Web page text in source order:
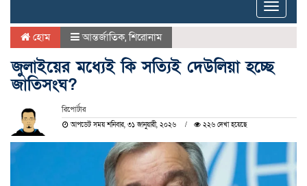
Toggle
হোম আন্তর্জাতিক,শিরোনাম
জুলাইয়ের মধ্যেই কি সত্যিই দেউলিয়া হচ্ছে
জাতিসংঘ?
রিপোর্টার
আপডেট সময় শনিবার, ৩১ জানুয়ারী, ২০২৬ ২২৬ দেখা হয়েছে